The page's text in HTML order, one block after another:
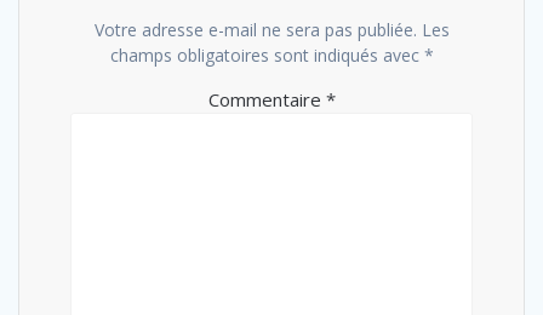
Votre adresse e-mail ne sera pas publiée. Les
champs obligatoires sont indiqués avec *
Commentaire *